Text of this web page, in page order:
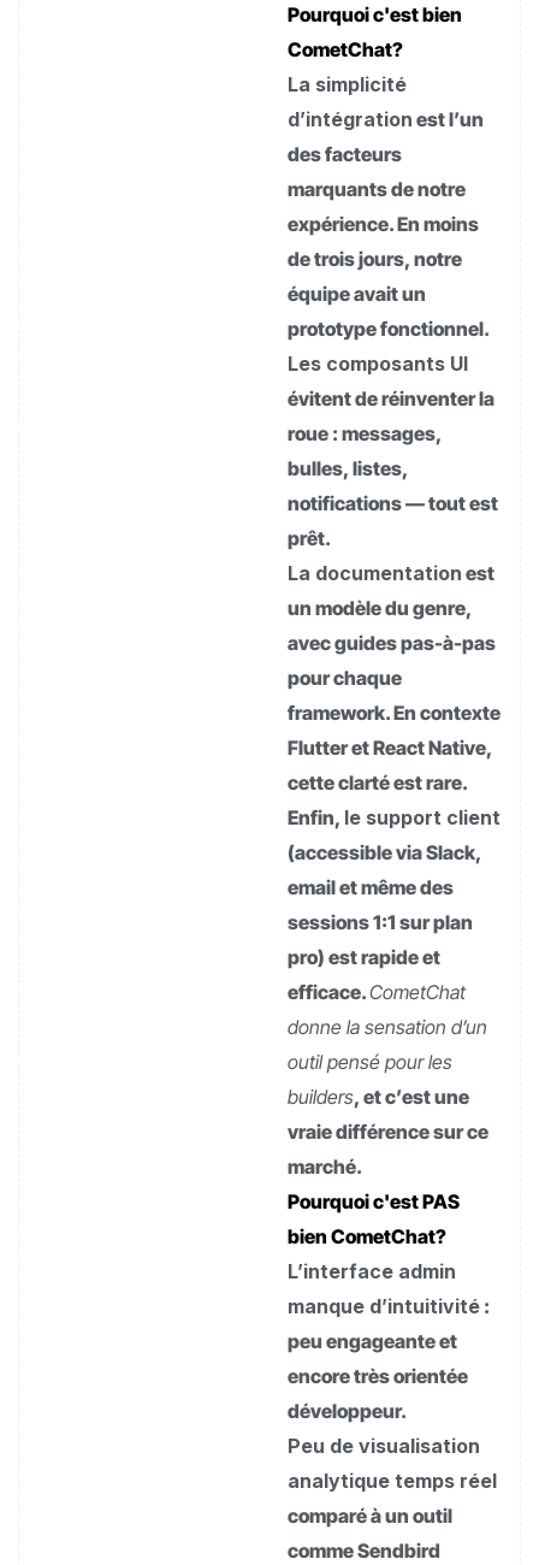
Pourquoi c'est bien
CometChat?
La simplicité
d’intégration est l’un
des facteurs
marquants de notre
expérience. En moins
de trois jours, notre
équipe avait un
prototype fonctionnel.
Les composants UI
évitent de réinventer la
roue : messages,
bulles, listes,
notifications — tout est
prêt.
La documentation est
un modèle du genre,
avec guides pas-à-pas
pour chaque
framework. En contexte
Flutter et React Native,
cette clarté est rare.
Enfin, le support client
(accessible via Slack,
email et même des
sessions 1:1 sur plan
pro) est rapide et
efficace.CometChat
donne la sensation d’un
outil pensé pour les
builders, et c’est une
vraie différence sur ce
marché.
Pourquoi c'est PAS
bien CometChat?
L’interface admin
manque d’intuitivité :
peu engageante et
encore très orientée
développeur.
Peu de visualisation
analytique temps réel
comparé à un outil
comme Sendbird